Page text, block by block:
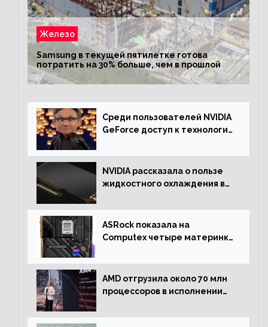
Железо
Samsung в текущей пятилетке готова
потратить на 30% больше, чем в прошлой
Среди пользователей NVIDIA
GeForce доступ к технологии
NVIDIA рассказала о пользе
жидкостного охлаждения в
ASRock показала на
Computex четыре материнки
включая модели Taichi
AMD отгрузила около 70 млн
процессоров в исполнении